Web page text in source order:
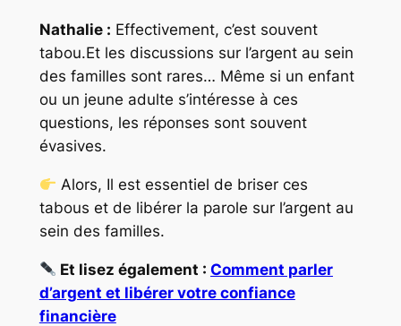
Nathalie : Effectivement, c’est souvent
tabou.Et les discussions sur l’argent au sein
des familles sont rares… Même si un enfant
ou un jeune adulte s’intéresse à ces
questions, les réponses sont souvent
évasives.
Alors, Il est essentiel de briser ces
tabous et de libérer la parole sur l’argent au
sein des familles.
Et lisez également : Comment parler
d’argent et libérer votre confiance
financière